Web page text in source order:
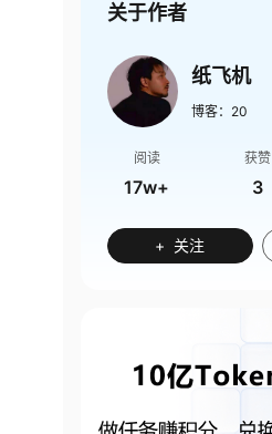
关于作者
纸飞机
博客： 20
阅读
17w+
获赞
3
+ 关注